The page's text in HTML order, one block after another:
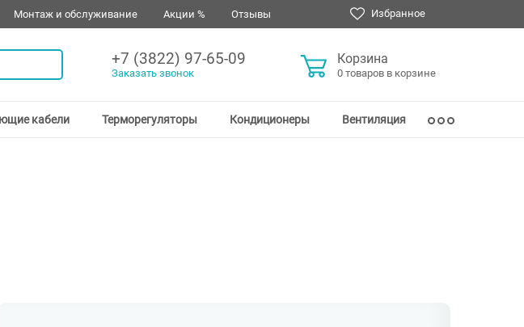
Монтаж и обслуживание Акции % Отзывы Избранное
+7 (3822) 97-65-09
Заказать звонок
Корзина
0 товаров в корзине
кабели Терморегуляторы Кондиционеры Вентиляция